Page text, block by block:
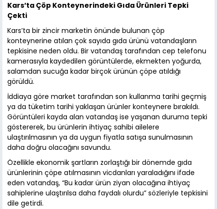
Kars’ta Çöp Konteynerindeki Gıda Ürünleri Tepki
Çekti
Kars’ta bir zincir marketin önünde bulunan çöp
konteynerine atılan çok sayıda gıda ürünü vatandaşların
tepkisine neden oldu. Bir vatandaş tarafından cep telefonu
kamerasıyla kaydedilen görüntülerde, ekmekten yoğurda,
salamdan sucuğa kadar birçok ürünün çöpe atıldığı
görüldü.
İddiaya göre market tarafından son kullanma tarihi geçmiş
ya da tüketim tarihi yaklaşan ürünler konteynere bırakıldı.
Görüntüleri kayda alan vatandaş ise yaşanan duruma tepki
göstererek, bu ürünlerin ihtiyaç sahibi ailelere
ulaştırılmasının ya da uygun fiyatla satışa sunulmasının
daha doğru olacağını savundu.
Özellikle ekonomik şartların zorlaştığı bir dönemde gıda
ürünlerinin çöpe atılmasının vicdanları yaraladığını ifade
eden vatandaş, “Bu kadar ürün ziyan olacağına ihtiyaç
sahiplerine ulaştırılsa daha faydalı olurdu” sözleriyle tepkisini
dile getirdi.